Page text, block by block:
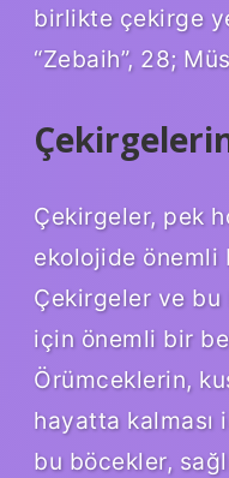
birlikte çekirge
“Zebaih”, 28;
Çekirgeler, pek
ekolojide önemli
Çekirgeler ve bu
için önemli bir
Örümceklerin,
hayatta kalması
bu böcekler,